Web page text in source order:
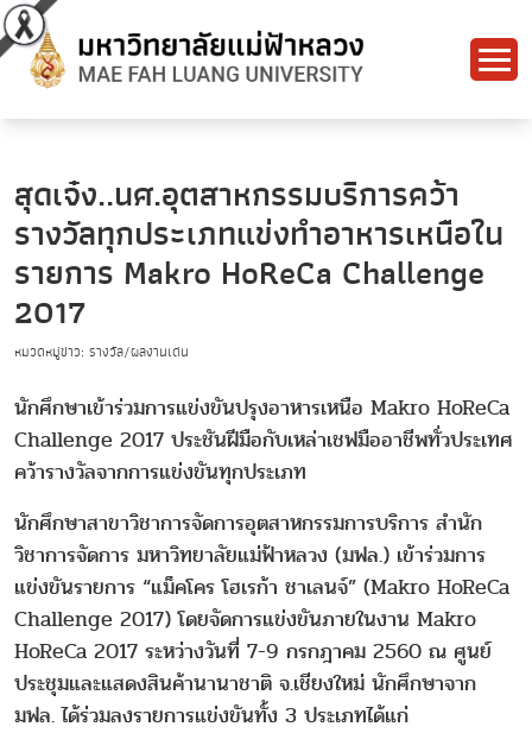
สุดเจ๋ง..นศ.อุตสาหกรรมบริการคว้า
รางวัลทุกประเภทแข่งทำอาหารเหนือใน
รายการ Makro HoReCa Challenge
2017
หมวดหมู่ข่าว: รางวัล/ผลงานเด่น
นักศึกษาเข้าร่วมการแข่งขันปรุงอาหารเหนือ Makro HoReCa
Challenge 2017 ประชันฝีมือกับเหล่าเชฟมืออาชีพทั่วประเทศ
คว้ารางวัลจากการแข่งขันทุกประเภท
นักศึกษาสาขาวิชาการจัดการอุตสาหกรรมการบริการ สำนัก
วิชาการจัดการ มหาวิทยาลัยแม่ฟ้าหลวง (มฟล.) เข้าร่วมการ
แข่งขันรายการ “แม็คโคร โฮเรก้า ชาเลนจ์” (Makro HoReCa
Challenge 2017) โดยจัดการแข่งขันภายในงาน Makro
HoReCa 2017 ระหว่างวันที่ 7-9 กรกฎาคม 2560 ณ ศูนย์
ประชุมและแสดงสินค้านานาชาติ จ.เชียงใหม่ นักศึกษาจาก
มฟล. ได้ร่วมลงรายการแข่งขันทั้ง 3 ประเภทได้แก่